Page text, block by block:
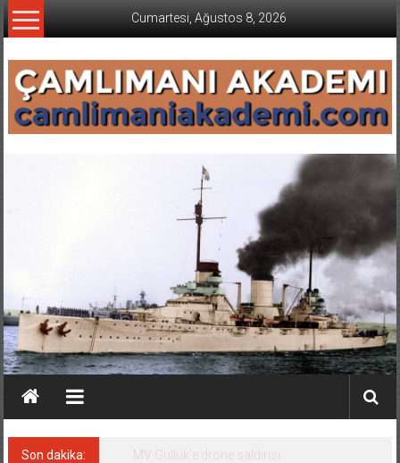
İçeriğe
geç
Cumartesi, Ağustos 8, 2026
Son dakika: MV Güllük’e drone saldırısı